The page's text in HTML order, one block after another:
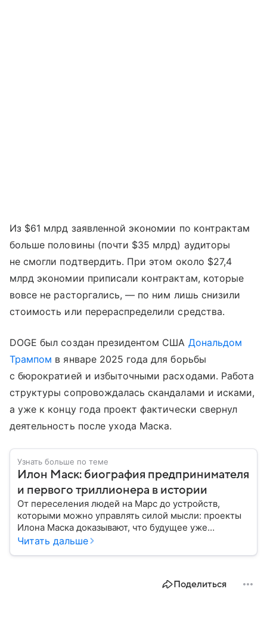
Из $61 млрд заявленной экономии по контрактам
больше половины (почти $35 млрд) аудиторы
не смогли подтвердить. При этом около $27,4
млрд экономии приписали контрактам, которые
вовсе не расторгались, — по ним лишь снизили
стоимость или перераспределили средства.
DOGE был создан президентом США Дональдом
Трампом в январе 2025 года для борьбы
с бюрократией и избыточными расходами. Работа
структуры сопровождалась скандалами и исками,
а уже к концу года проект фактически свернул
деятельность после ухода Маска.
Узнать больше по теме
Илон Маск: биография предпринимателя
и первого триллионера в истории
От переселения людей на Марс до устройств,
которыми можно управлять силой мысли: проекты
Илона Маска доказывают, что будущее уже
наступило. Собрали главное из биографии
Читать дальше
Поделиться